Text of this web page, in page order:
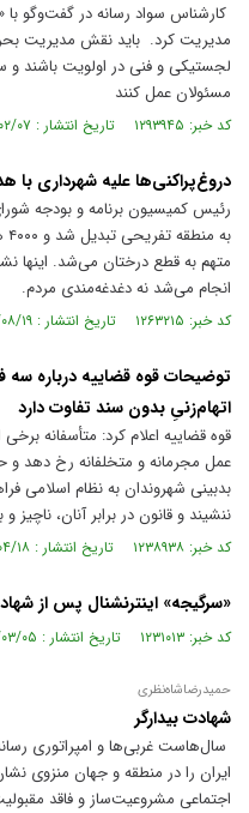
کارشناس سواد رسانه در گفت‌و‌گو با
مدیریت کرد. باید نقش مدیریت
لجستیکی و فنی در اولویت باشند
مسئولان عمل کنند
کد خبر: ۱۲۹۳۹۴۵ تاریخ انتشار : ۱۴۰۴/۰۲/۰۷
دروغ‌پراکنی‌ها علیه شهرداری
رئیس کمیسیون برنامه و بودجه
متهم به قطع درختان می‌شد. اینها
انجام می‌شد نه دغدغه‌مندی مردم.
کد خبر: ۱۲۶۳۲۱۵ تاریخ انتشار : ۱۴۰۳/۰۸/۱۹
توضیحات قوه قضاییه درباره سه
اتهام‌زنیِ بدون سند تفاوت دارد
قوه قضاییه اعلام کرد: متأسفانه برخی
عمل مجرمانه و متخلفانه رخ دهد
بدبینی شهروندان به نظام اسلامی
ننشیند و قانون در برابر آنان، ناچیز و
کد خبر: ۱۲۳۸۹۳۸ تاریخ انتشار : ۱۴۰۳/۰۴/۱۸
«سرگیجه» اینترنشنال پس از
کد خبر: ۱۲۳۱۰۱۳ تاریخ انتشار : ۱۴۰۳/۰۳/۰۵
حمیدرضا‌شاه‌نظری
شهادت بیدارگر
سال‌هاست غربی‌ها و امپراتوری
ایران را در منطقه و جهان منزوی
اجتماعی مشروعیت‌ساز و فاقد